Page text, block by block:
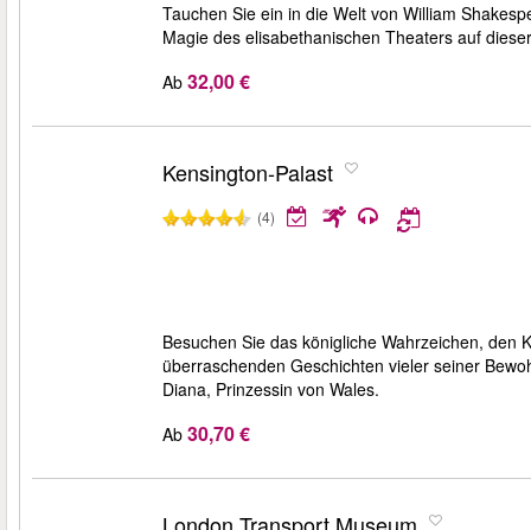
Tauchen Sie ein in die Welt von William
Magie des elisabethanischen Theaters auf
Ab 32,00 €
Kensington-Palast
(4)
Besuchen Sie das königliche Wahrzeichen, den
überraschenden Geschichten vieler seiner
Diana, Prinzessin von Wales.
Ab 30,70 €